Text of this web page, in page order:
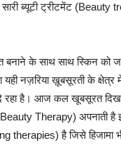
ब्यूटी ट्रीटमेंट (Beauty
के साथ साथ स्किन को
यही नज़रिया ख़ूबसूरती के क्षेत्र
रहा है। आज कल खूबसूरत
Therapy) अपनाती है
therapies) है जिसे हिजामा